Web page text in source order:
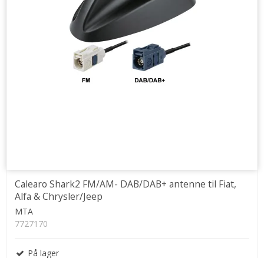
Calearo Shark2 FM/AM- DAB/DAB+ antenne til Fiat,
Alfa & Chrysler/Jeep
MTA
7727170
På lager